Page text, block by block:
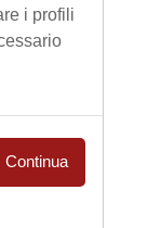
i profili
Continua